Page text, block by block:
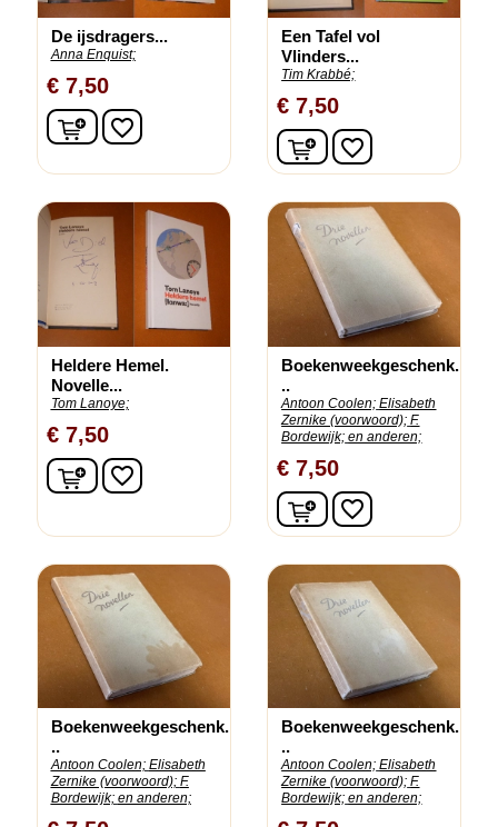
De ijsdragers...
Anna Enquist;
€ 7,50
In winkelwagen
favorite_border
Een Tafel vol
Vlinders...
Tim Krabbé;
€ 7,50
In winkelwagen
favorite_border
Heldere Hemel.
Novelle...
Tom Lanoye;
€ 7,50
In winkelwagen
favorite_border
Boekenweekgeschenk.
..
Antoon Coolen; Elisabeth
Zernike (voorwoord); F.
Bordewijk; en anderen;
€ 7,50
In winkelwagen
favorite_border
Boekenweekgeschenk.
..
Antoon Coolen; Elisabeth
Zernike (voorwoord); F.
Bordewijk; en anderen;
Boekenweekgeschenk.
..
Antoon Coolen; Elisabeth
Zernike (voorwoord); F.
Bordewijk; en anderen;